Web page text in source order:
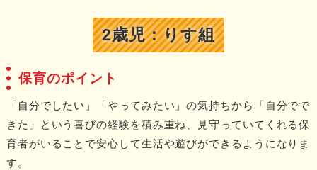
2歳児：りす組
保育のポイント
「自分でしたい」「やってみたい」の気持ちから「自分でで
きた」という喜びの経験を積み重ね、見守っていてくれる保
育者がいることで安心して生活や遊びができるようになりま
す。